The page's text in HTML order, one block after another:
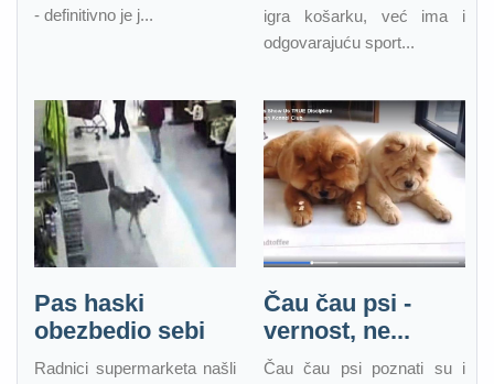
- definitivno je j...
igra košarku, već ima i
odgovarajuću sport...
Pas haski
obezbedio sebi
Radnici supermarketa našli
Čau čau psi -
vernost, ne...
Čau čau psi poznati su i